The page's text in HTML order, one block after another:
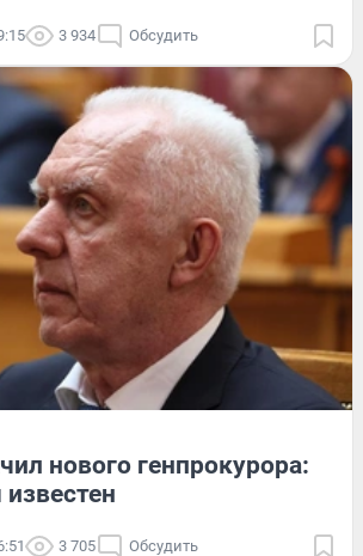
3 934 Обсудить
нового генпрокурора:
3 705 Обсудить